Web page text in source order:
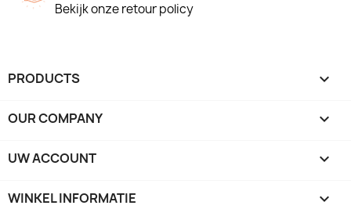
Bekijk onze retour policy
PRODUCTS 
OUR COMPANY 
UW ACCOUNT 
WINKEL INFORMATIE keyboard_arrow_down